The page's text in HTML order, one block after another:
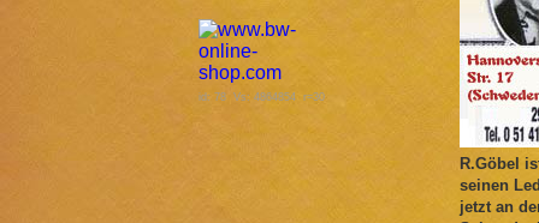
id: 78 Vs: 4864854 r=30
R.Göbel
seinen
jetzt an